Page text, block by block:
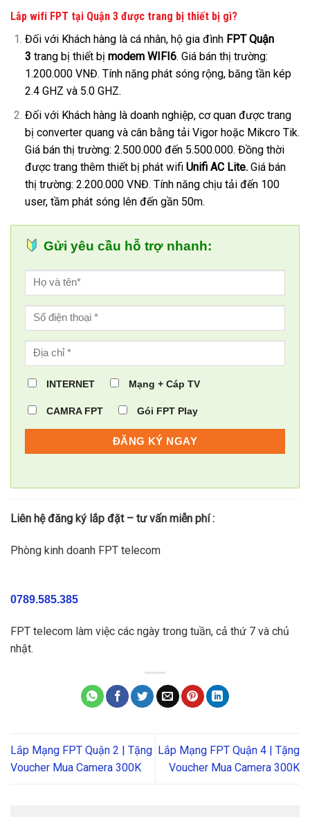
Lắp wifi FPT tại Quận 3 được trang bị thiết bị gì?
Đối với Khách hàng là cá nhân, hộ gia đình FPT Quận
3 trang bị thiết bị modem WIFI6. Giá bán thị trường:
1.200.000 VNĐ. Tính năng phát sóng rộng, băng tần kép
2.4 GHZ và 5.0 GHZ.
Đối với Khách hàng là doanh nghiệp, cơ quan được trang
bị converter quang và cân bằng tải Vigor hoặc Mikcro Tik.
Giá bán thị trường: 2.500.000 đến 5.500.000. Đồng thời
được trang thêm thiết bị phát wifi Unifi AC Lite. Giá bán
thị trường: 2.200.000 VNĐ. Tính năng chịu tải đến 100
user, tầm phát sóng lên đến gần 50m.
Gửi yêu cầu hỗ trợ nhanh:
INTERNET Mạng + Cáp TV
CAMRA FPT Gói FPT Play
Liên hệ đăng ký lắp đặt – tư vấn miễn phí :
Phòng kinh doanh FPT telecom
0789.585.385
FPT telecom làm việc các ngày trong tuần, cả thứ 7 và chủ
nhật.
Lắp Mạng FPT Quận 2 | Tặng
Voucher Mua Camera 300K
Lắp Mạng FPT Quận 4 | Tặng
Voucher Mua Camera 300K